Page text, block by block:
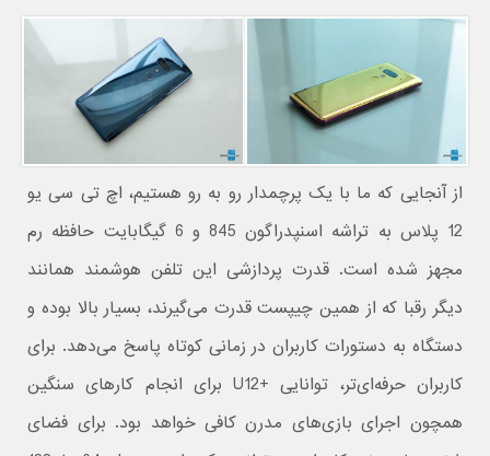
از آنجایی که ما با یک پرچمدار رو به رو هستیم، اچ تی سی یو
12 پلاس به تراشه اسنپدراگون 845 و 6 گیگابایت حافظه رم
مجهز شده است. قدرت پردازشی این تلفن هوشمند همانند
دیگر رقبا که از همین چیپست قدرت می‌گیرند، بسیار بالا بوده و
دستگاه به دستورات کاربران در زمانی کوتاه پاسخ می‌دهد. برای
کاربران حرفه‌ای‌تر، توانایی +U12 برای انجام کارهای سنگین
همچون اجرای بازی‌های مدرن کافی خواهد بود. برای فضای